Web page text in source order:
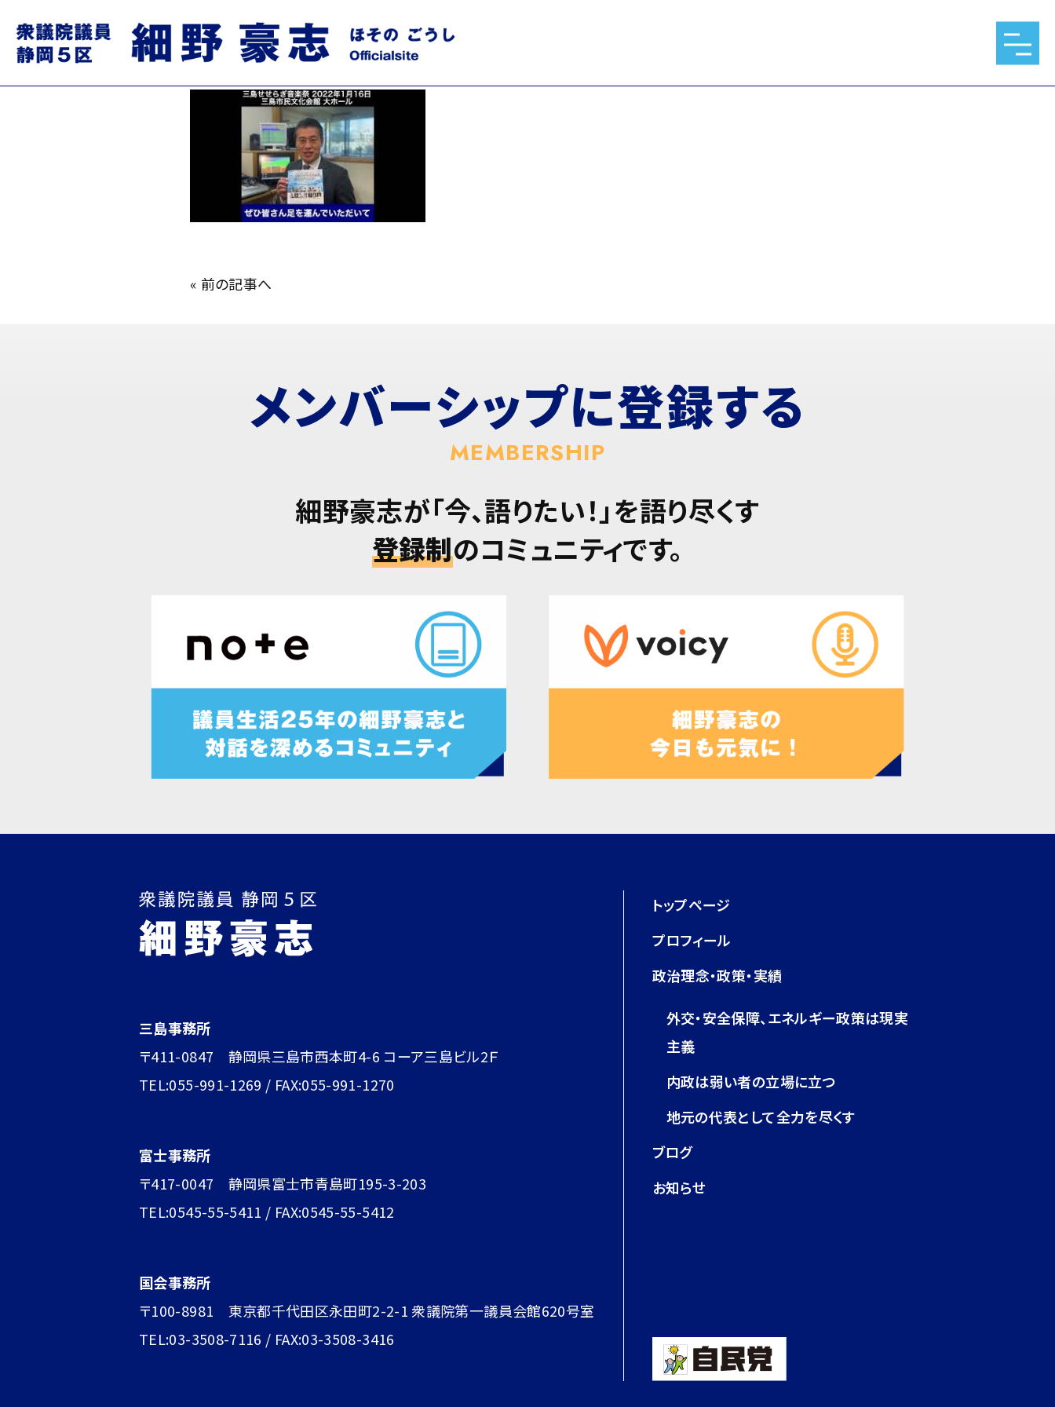
mqdefault.jpg
« 前の記事へ
メンバーシップに登録する
MEMBERSHIP
細野豪志が「今、語りたい！」を語り尽くす
登録制のコミュニティです。
三島事務所
〒411-0847 静岡県三島市西本町4-6 コーア三島ビル2Ｆ
TEL:055-991-1269 / FAX:055-991-1270
富士事務所
〒417-0047 静岡県富士市青島町195-3-203
TEL:0545-55-5411 / FAX:0545-55-5412
国会事務所
〒100-8981 東京都千代田区永田町2-2-1 衆議院第一議員会館620号室
TEL:03-3508-7116 / FAX:03-3508-3416
トップページ
プロフィール
政治理念・政策・実績
外交・安全保障、エネルギー政策は現実
主義
内政は弱い者の立場に立つ
地元の代表として全力を尽くす
ブログ
お知らせ